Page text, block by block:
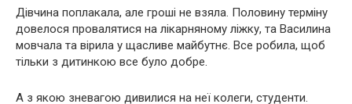
Дівчина поплакала, але гроші не взяла. Половину терміну
довелося провалятися на лікарняному ліжку, та Василина
мовчала та вірила у щасливе майбутнє. Все робила, щоб
тільки з дитинкою все було добре.
А з якою зневагою дивилися на неї колеги, студенти.